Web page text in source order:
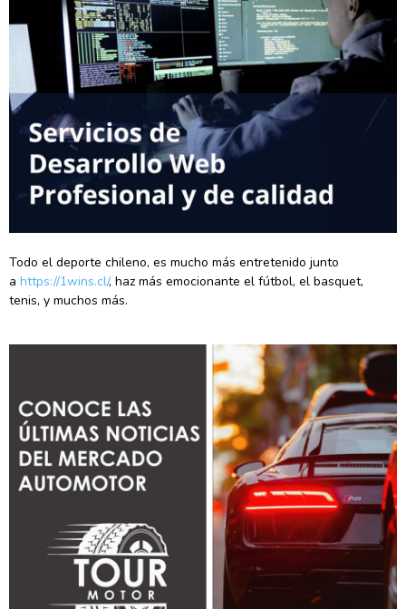
Todo el deporte chileno, es mucho más entretenido junto
a https://1wins.cl/, haz más emocionante el fútbol, el basquet,
tenis, y muchos más.